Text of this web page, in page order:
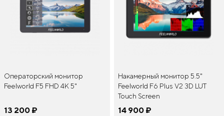
Операторский монитор
Feelworld F5 FHD 4K 5"
13 200 ¤
Накамерный монитор 5.5"
Feelworld F6 Plus V2 3D LUT
Touch Screen
14 900 ¤